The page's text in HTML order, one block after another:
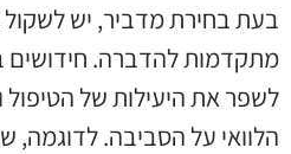
בעת בחירת מדביר, יש לשקול
מתקדמות להדברה. חידושים
לשפר את היעילות של
הלוואי על הסביבה. לדוגמה,